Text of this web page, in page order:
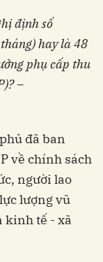
định số
hay là 48
phụ cấp thu
–
đã ban
về chính sách
người lao
lượng vũ
kinh tế - xã